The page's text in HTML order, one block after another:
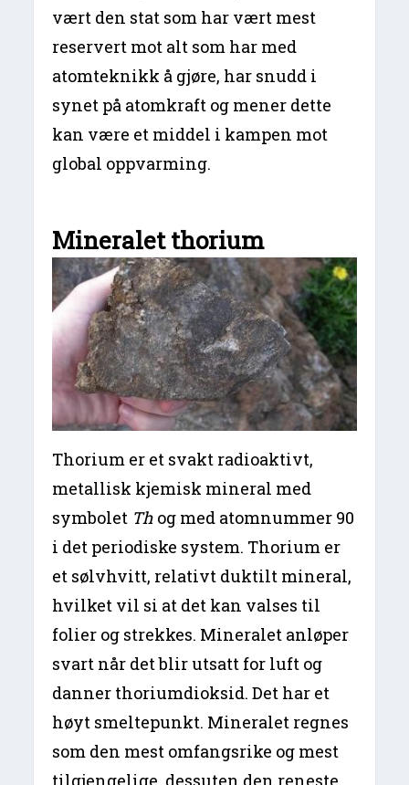
vært den stat som har vært mest
reservert mot alt som har med
atomteknikk å gjøre, har snudd i
synet på atomkraft og mener dette
kan være et middel i kampen mot
global oppvarming.
Mineralet thorium
Thorium er et svakt radioaktivt,
metallisk kjemisk mineral med
symbolet Th og med atomnummer 90
i det periodiske system. Thorium er
et sølvhvitt, relativt duktilt mineral,
hvilket vil si at det kan valses til
folier og strekkes. Mineralet anløper
svart når det blir utsatt for luft og
danner thoriumdioksid. Det har et
høyt smeltepunkt. Mineralet regnes
som den mest omfangsrike og mest
tilgjengelige, dessuten den reneste